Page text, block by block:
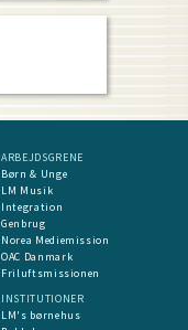
ARBEJDSGRENE
Børn & Unge
LM Musik
Integration
Genbrug
Norea Mediemission
OAC Danmark
Friluftsmissionen
INSTITUTIONER
LM's børnehus